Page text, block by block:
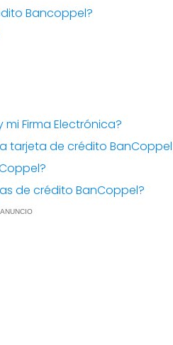
Bancoppel?
Firma Electrónica?
tarjeta de crédito
de crédito BanCoppel?
ANUNCIO